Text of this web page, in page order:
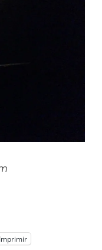
Imprimir